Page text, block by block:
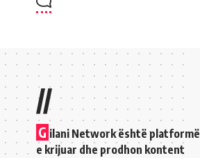
//
G ilani Network është platformë
e krijuar dhe prodhon kontent